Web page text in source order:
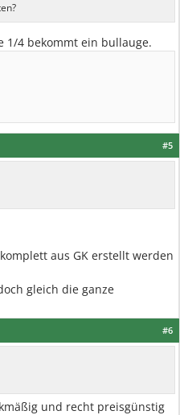
1/4 bekommt ein bullauge.
#5
aus GK erstellt werden
gleich die ganze
#6
und recht preisgünstig